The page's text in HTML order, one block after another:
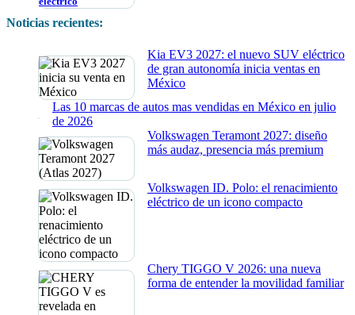
Noticias recientes:
Kia EV3 2027: el nuevo SUV eléctrico
de gran autonomía inicia ventas en
México
Las 10 marcas de autos mas vendidas en México en julio
de 2026
Volkswagen Teramont 2027: diseño
más audaz, presencia más premium
Volkswagen ID. Polo: el renacimiento
eléctrico de un icono compacto
Chery TIGGO V 2026: una nueva
forma de entender la movilidad familiar